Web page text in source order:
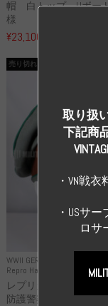
帽 白トップ Uボー
様
¥23,100
WWII GERMANY
Repro Hat and Cap Police
売り切れ
レプリカ ドイツ秩序
防護警察 クラッシュ
取り扱
下記商
・VN戦
・USサ
ロサ